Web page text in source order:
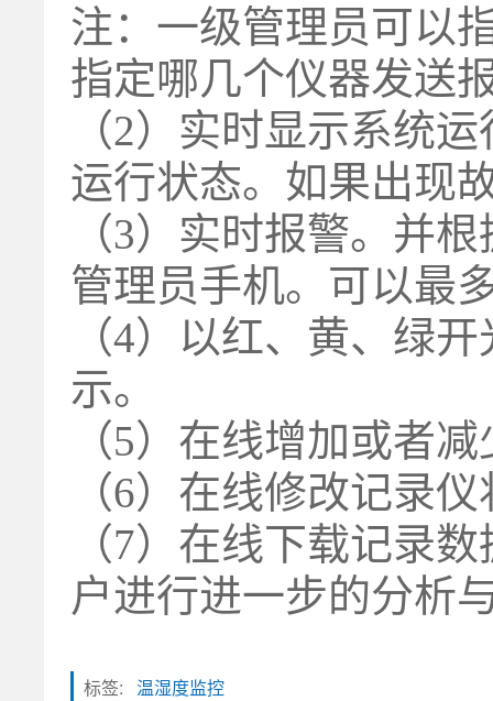
注：一级管理员可以
指定哪几个仪器发送
（2）实时显示系统
运行状态。如果出现
（3）实时报警。并
管理员手机。可以最
（4）以红、黄、绿
示。
（5）在线增加或者
（6）在线修改记录
（7）在线下载记录
户进行进一步的分析
标签: 温湿度监控